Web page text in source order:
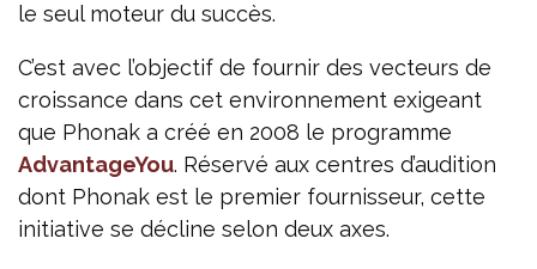
le seul moteur du succès.
C’est avec l’objectif de fournir des vecteurs de
croissance dans cet environnement exigeant
que Phonak a créé en 2008 le programme
AdvantageYou. Réservé aux centres d’audition
dont Phonak est le premier fournisseur, cette
initiative se décline selon deux axes.